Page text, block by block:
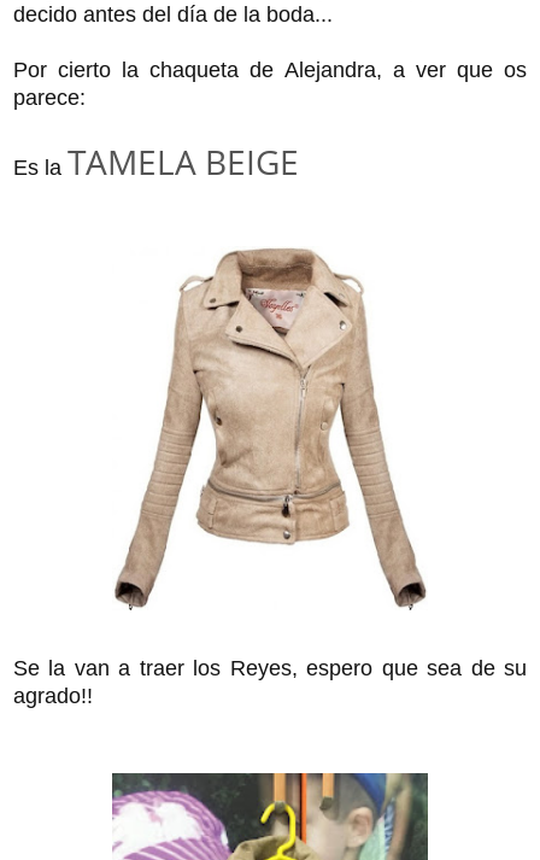
decido antes del día de la boda...
Por cierto la chaqueta de Alejandra, a ver que os
parece:
Es la TAMELA BEIGE
Se la van a traer los Reyes, espero que sea de su
agrado!!